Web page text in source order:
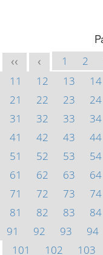
<< < 1 2
11
12 13 14
21
22 23 24
31
32 33 34
41
42 43 44
51
52 53 54
61
62 63 64
71
72 73 74
81
82 83 84
91
92 93 94
101
102 103